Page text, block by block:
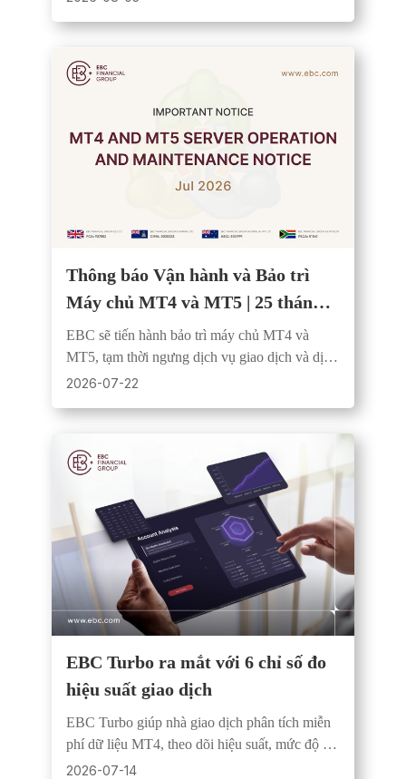
Thông báo Vận hành và Bảo trì
Máy chủ MT4 và MT5 | 25 tháng
7, 2026
EBC sẽ tiến hành bảo trì máy chủ MT4 và
MT5, tạm thời ngưng dịch vụ giao dịch và dịch
vụ báo giá. Tất cả hệ thống sẽ hoạt động trở lại
2026-07-22
EBC Turbo ra mắt với 6 chỉ số đo
hiệu suất giao dịch
EBC Turbo giúp nhà giao dịch phân tích miễn
phí dữ liệu MT4, theo dõi hiệu suất, mức độ rủi
ro và tính nhất quán trong từng chiến lược.
2026-07-14